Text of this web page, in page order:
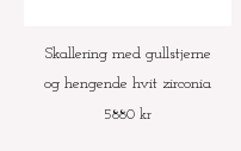
Skallering med gullstjerne
og hengende hvit zirconia
5880 kr